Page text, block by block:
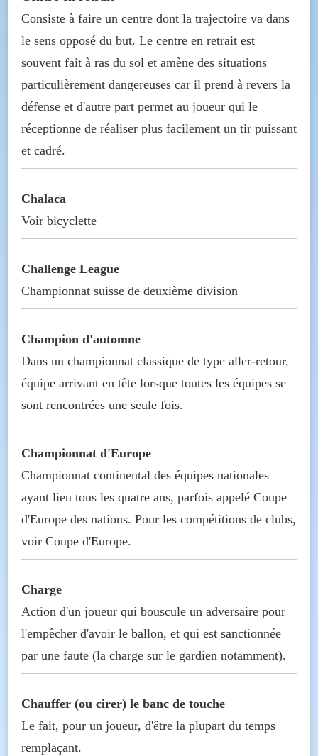
Consiste à faire un centre dont la trajectoire va dans
le sens opposé du but. Le centre en retrait est
souvent fait à ras du sol et amène des situations
particulièrement dangereuses car il prend à revers la
défense et d'autre part permet au joueur qui le
réceptionne de réaliser plus facilement un tir puissant
et cadré.
Chalaca
Voir bicyclette
Challenge League
Championnat suisse de deuxième division
Champion d'automne
Dans un championnat classique de type aller-retour,
équipe arrivant en tête lorsque toutes les équipes se
sont rencontrées une seule fois.
Championnat d'Europe
Championnat continental des équipes nationales
ayant lieu tous les quatre ans, parfois appelé Coupe
d'Europe des nations. Pour les compétitions de clubs,
voir Coupe d'Europe.
Charge
Action d'un joueur qui bouscule un adversaire pour
l'empêcher d'avoir le ballon, et qui est sanctionnée
par une faute (la charge sur le gardien notamment).
Chauffer (ou cirer) le banc de touche
Le fait, pour un joueur, d'être la plupart du temps
remplaçant.